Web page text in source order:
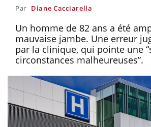
Par Diane Cacciarella
Un homme de 82 ans a été
mauvaise jambe. Une erreur
par la clinique, qui pointe une
circonstances malheureuses”.